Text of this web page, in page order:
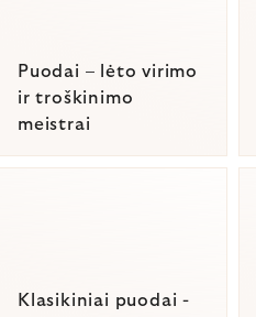
Puodai – lėto virimo
ir troškinimo
meistrai
Klasikiniai puodai -